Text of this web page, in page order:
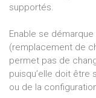
supportés.
Enable se
(remplacement de
permet pas de
puisqu’elle doit être
ou de la